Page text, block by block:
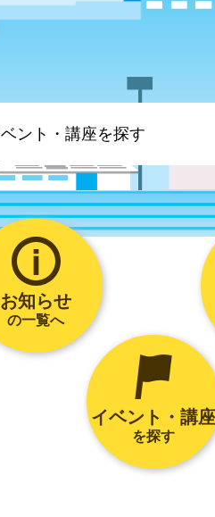
お知らせ
の一覧へ
イベント・講座
を探す